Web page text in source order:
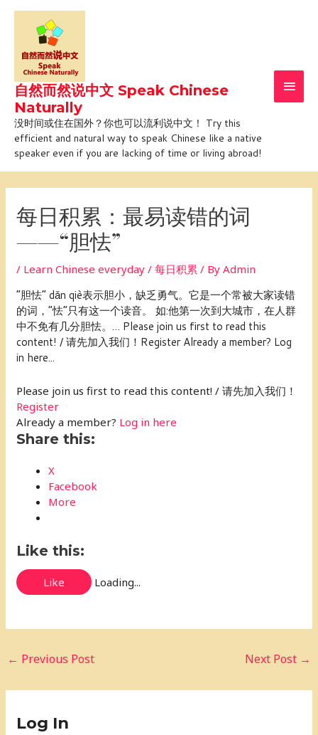
Skip
content
自然而然说中文 Speak Chinese
Naturally
没时间或住在国外？你也可以流利说中文！ Try this
efficient and natural way to speak Chinese like a native
speaker even if you are lacking of time or living abroad!
每日积累：最易读错的词
——“胆怯”
/ Learn Chinese everyday / 每日积累 / ByAdmin
“胆怯” dǎn qiè表示胆小，缺乏勇气。它是一个常被大家读错
的词，“怯”只有这一个读音。 如:他第一次到大城市，在人群
中不免有几分胆怯。… Please join us first to read this
content! / 请先加入我们！Register Already a member? Log
in here...
Please join us first to read this content! / 请先加入我们！
Register
Already a member? Log in here
Share this:
X
Facebook
More
Like this:
Like Loading...
← Previous Post Next Post →
Log In